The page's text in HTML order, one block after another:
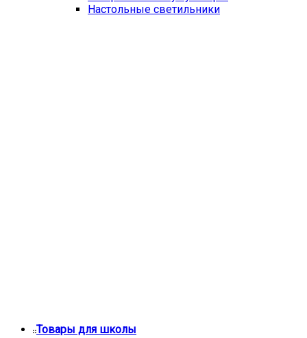
Настольные светильники
Товары для школы